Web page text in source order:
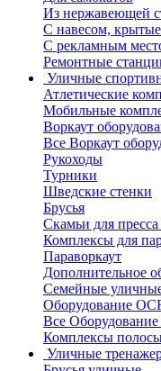
Из нержавеющей
С навесом, крытые
С рекламным
Ремонтные
Уличные
Атлетические
Мобильные
Воркаут
Все Воркаут
Рукоходы
Турники
Шведские стенки
Брусья
Скамьи для
Комплексы для
Параворкаут
Дополнительное
Семейные
Оборудование
Все
Комплексы
Уличные